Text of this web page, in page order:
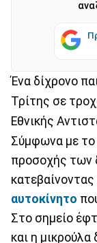
Ένα δίχρονο
Τρίτης σε
Εθνικής
Σύμφωνα με το
προσοχής των
αυτοκίνητο
Στο σημείο
και η